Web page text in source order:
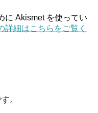
に Akismet を使ってい
詳細はこちらをご覧く
。